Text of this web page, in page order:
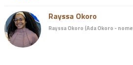
Rayssa Okoro
Rayssa Okoro (Ada Okoro - nome